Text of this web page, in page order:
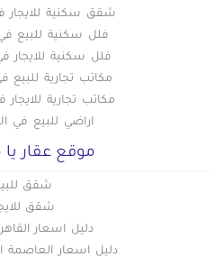
شقق سكنية للايجار
فلل سكنية للبيع
فلل سكنية للايجار
مكاتب تجارية للبيع
مكاتب تجارية للايجار
اراضي للبيع في
موقع عقار
شقق
شقق
دليل اسعار
دليل اسعار العاصمة